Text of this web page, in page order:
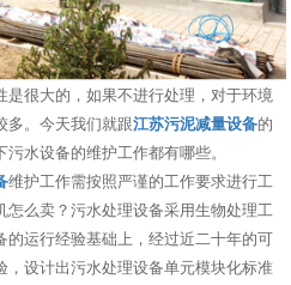
是很大的，如果不进行处理，对于环境
多。今天我们就跟江苏污泥减量设备的
水设备的维护工作都有哪些。
维护工作需按照严谨的工作要求进行工
么卖？污水处理设备采用生物处理工
的运行经验基础上，经过近二十年的可
，设计出污水处理设备单元模块化标准